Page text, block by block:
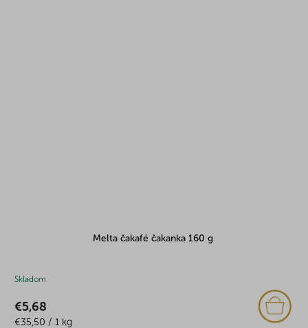
Melta čakafé čakanka 160 g
Skladom
€5,68
Jednotková
€35,50 / 1 kg